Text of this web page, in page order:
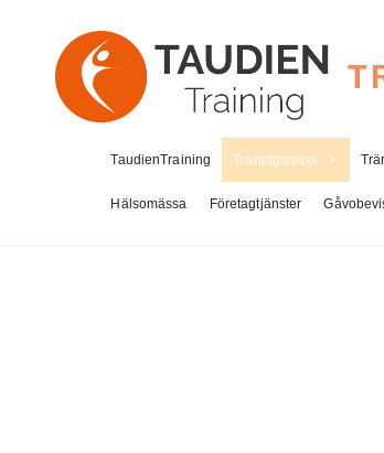
TaudienTraining Träningsresor
Hälsomässa Företagtjänster